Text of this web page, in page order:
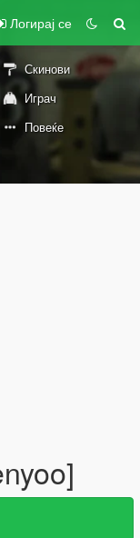
Логирај се
Скинови
Играч
Повеќе